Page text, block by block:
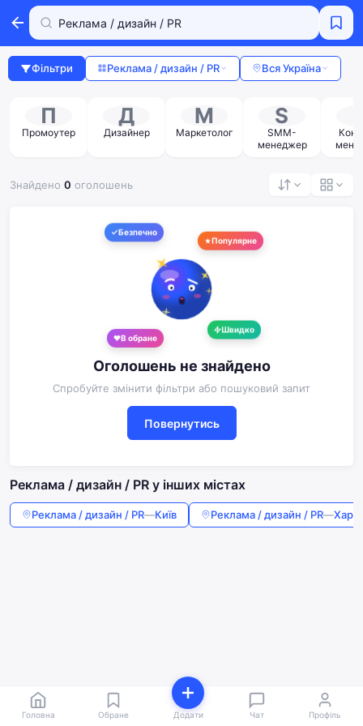
Фільтри Реклама / дизайн / PR Вся Україна
П
Промоутер
Д
Дизайнер
М
Маркетолог
S
SMM-
менеджер
Знайдено 0 оголошень
Безпечно
Популярне
Швидко
В обране
Оголошень не знайдено
Спробуйте змінити фільтри або пошуковий запит
Повернутись
Реклама / дизайн / PR у інших містах
Реклама / дизайн / PR—Київ Реклама / дизайн / PR—
Головна Обране Додати Чат Профіль